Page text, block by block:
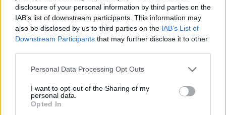
disclosure of your personal information by third parties on the
IAB’s list of downstream participants. This information may
also be disclosed by us to third parties on the IAB’s List of
Downstream Participants that may further disclose it to other
Please note that this website/app uses one or more Google
not limited to your visit or usage behaviour. You may click to
grant or deny consent to Google and its third-party tags to
use your data for below specified purposes in below Google
Personal Data Processing Opt Outs
I want to opt-out of the Sharing of my
personal data.
Opted In
L’evoluzione di Nintendo tra eredità creativa e